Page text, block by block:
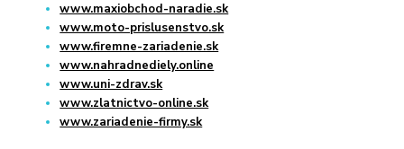
www.maxiobchod-naradie.sk
www.moto-prislusenstvo.sk
www.firemne-zariadenie.sk
www.nahradnediely.online
www.uni-zdrav.sk
www.zlatnictvo-online.sk
www.zariadenie-firmy.sk